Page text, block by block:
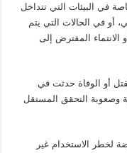
في البيئات التي تتداخل
أو في الحالات التي يتم
المفترض إلى
أو الوفاة حدثت في
وصعوبة التحقق المستقل
لخطر الاستخدام غير